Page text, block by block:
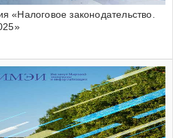
«Налоговое законодательство.